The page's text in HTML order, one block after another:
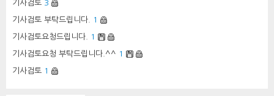
기사검토 3
기사검토 부탁드립니다. 1
기사검토요청드립니다. 1
기사검토요청 부탁드립니다.^^ 1
기사검토 1